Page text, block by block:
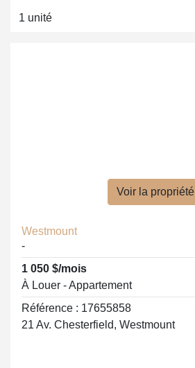
1 unité
Voir la propriété
Westmount
-
1 050 $/mois
À Louer - Appartement
Référence : 17655858
21 Av. Chesterfield, Westmount